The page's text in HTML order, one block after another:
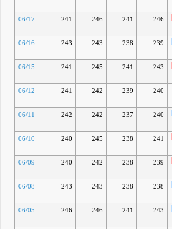
06/17 241 246 241 246
06/16 243 243 238 239
06/15 241 245 241 243
06/12 241 242 239 240
06/11 242 242 237 240
06/10 240 245 238 241
06/09 240 242 238 239
06/08 243 243 238 238
06/05 246 246 241 243